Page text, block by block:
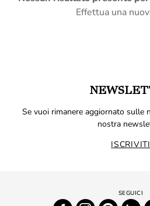
Effettua una
Se vuoi rimanere aggiornato sulle
nostra
ISCRIVITI